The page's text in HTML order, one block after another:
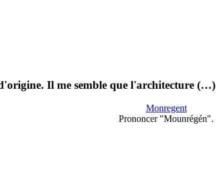
Il me semble que l'architecture (…)
Monregent
Prononcer "Mounrégén".